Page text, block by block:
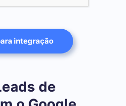
integração
de